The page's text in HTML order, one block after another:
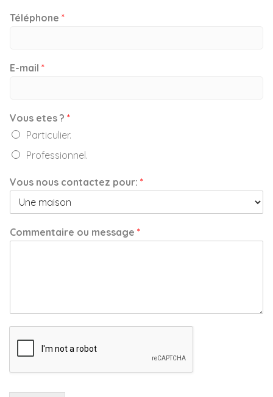
Téléphone *
E-mail *
Vous etes ? *
Particulier.
Professionnel.
Vous nous contactez pour: *
Commentaire ou message *